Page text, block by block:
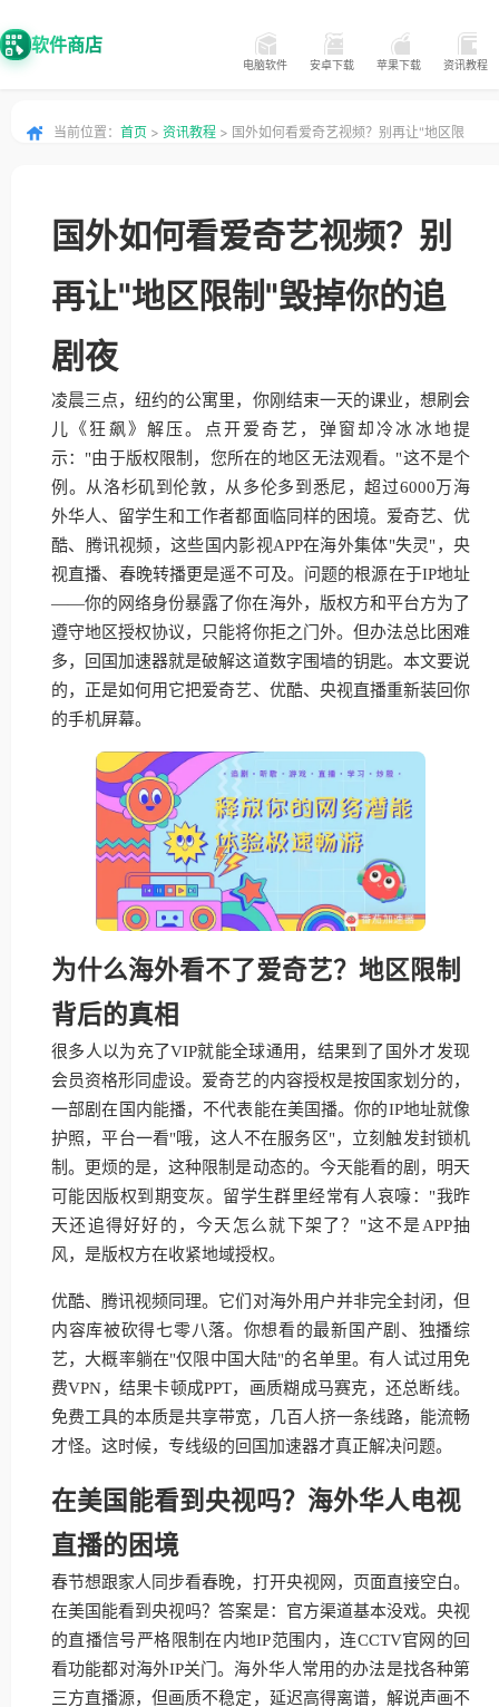
软件商店
电脑软件 安卓下载 苹果下载 资讯教程
当前位置： 首页 > 资讯教程 > 国外如何看爱奇艺视频？别再让"地区限
国外如何看爱奇艺视频？别
再让"地区限制"毁掉你的追
剧夜
凌晨三点，纽约的公寓里，你刚结束一天的课业，想刷会
儿《狂飙》解压。点开爱奇艺，弹窗却冷冰冰地提
示："由于版权限制，您所在的地区无法观看。"这不是个
例。从洛杉矶到伦敦，从多伦多到悉尼，超过6000万海
外华人、留学生和工作者都面临同样的困境。爱奇艺、优
酷、腾讯视频，这些国内影视APP在海外集体"失灵"，央
视直播、春晚转播更是遥不可及。问题的根源在于IP地址
——你的网络身份暴露了你在海外，版权方和平台方为了
遵守地区授权协议，只能将你拒之门外。但办法总比困难
多，回国加速器就是破解这道数字围墙的钥匙。本文要说
的，正是如何用它把爱奇艺、优酷、央视直播重新装回你
的手机屏幕。
为什么海外看不了爱奇艺？地区限制
背后的真相
很多人以为充了VIP就能全球通用，结果到了国外才发现
会员资格形同虚设。爱奇艺的内容授权是按国家划分的，
一部剧在国内能播，不代表能在美国播。你的IP地址就像
护照，平台一看"哦，这人不在服务区"，立刻触发封锁机
制。更烦的是，这种限制是动态的。今天能看的剧，明天
可能因版权到期变灰。留学生群里经常有人哀嚎："我昨
天还追得好好的，今天怎么就下架了？"这不是APP抽
风，是版权方在收紧地域授权。
优酷、腾讯视频同理。它们对海外用户并非完全封闭，但
内容库被砍得七零八落。你想看的最新国产剧、独播综
艺，大概率躺在"仅限中国大陆"的名单里。有人试过用免
费VPN，结果卡顿成PPT，画质糊成马赛克，还总断线。
免费工具的本质是共享带宽，几百人挤一条线路，能流畅
才怪。这时候，专线级的回国加速器才真正解决问题。
在美国能看到央视吗？海外华人电视
直播的困境
春节想跟家人同步看春晚，打开央视网，页面直接空白。
在美国能看到央视吗？答案是：官方渠道基本没戏。央视
的直播信号严格限制在内地IP范围内，连CCTV官网的回
看功能都对海外IP关门。海外华人常用的办法是找各种第
三方直播源，但画质不稳定，延迟高得离谱，解说声画不